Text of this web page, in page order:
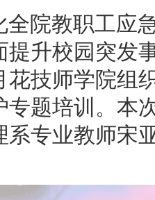
全院教职工应
提升校园突发
技师学院组
专题培训。本
系专业教师宋